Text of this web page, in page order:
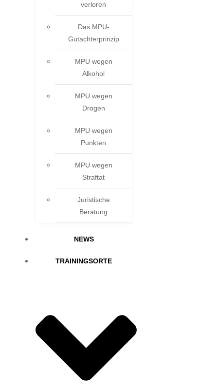
verloren
Das MPU-
Gutachterprinzip
MPU wegen
Alkohol
MPU wegen
Drogen
MPU wegen
Punkten
MPU wegen
Straftat
Juristische
Beratung
NEWS
TRAININGSORTE